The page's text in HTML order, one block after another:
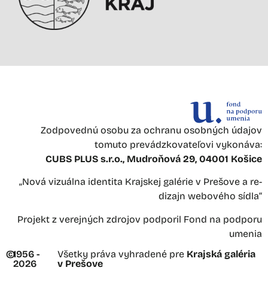
Zodpovednú osobu za ochranu osobných údajov
tomuto prevádzkovateľovi vykonáva:
CUBS PLUS s.r.o., Mudroňová 29, 04001 Košice
„Nová vizuálna identita Krajskej galérie v Prešove a re-
dizajn webového sídla“
Projekt z verejných zdrojov podporil Fond na podporu
umenia
©1956 -
2026
Všetky práva vyhradené pre Krajská galéria
v Prešove